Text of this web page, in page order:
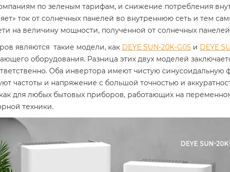
по зеленым тарифам, и снижение потребления
ток от солнечных панелей во внутреннюю сеть и тем
на величину мощности, полученной от солнечных
являются такие модели, как DEYE SUN-20K-G05и DEYE
оборудования. Разница этих двух моделей
Оба инвертора имеют чистую синусоидальную
частоты и напряжение с большой точностью и
для любых бытовых приборов, работающих на
техники.